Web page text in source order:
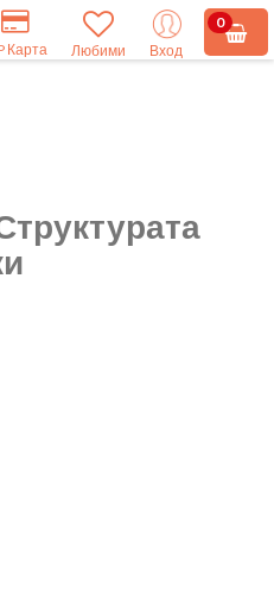
Карта Любими Вход
0